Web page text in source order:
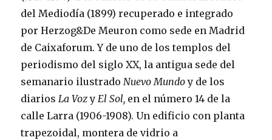
del Mediodía (1899) recuperado e integrado
por Herzog&De Meuron como sede en Madrid
de Caixaforum. Y de uno de los templos del
periodismo del siglo XX, la antigua sede del
semanario ilustradoNuevo Mundoy de los
diariosLa VozyEl Sol, en el número 14 de la
calle Larra (1906-1908). Un edificio con planta
trapezoidal, montera de vidrio a